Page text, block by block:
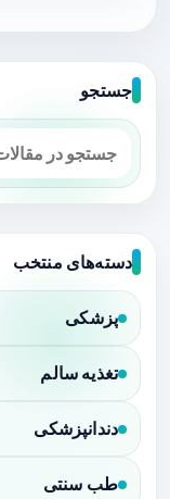
جستجو
دسته‌های منتخب
پزشکی
تغذیه سالم
دندانپزشکی
طب سنتی